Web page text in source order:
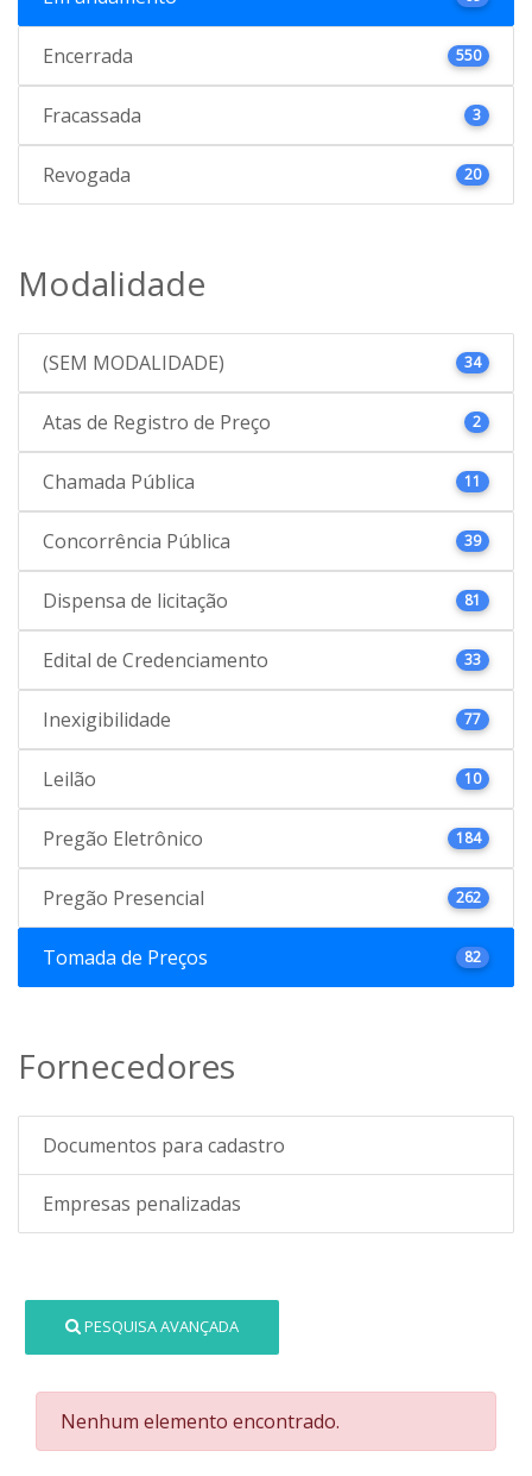
Encerrada 550
Fracassada 3
Revogada 20
Modalidade
(SEM MODALIDADE) 34
Atas de Registro de Preço 2
Chamada Pública 11
Concorrência Pública 39
Dispensa de licitação 81
Edital de Credenciamento 33
Inexigibilidade 77
Leilão 10
Pregão Eletrônico 184
Pregão Presencial 262
Tomada de Preços 82
Fornecedores
Documentos para cadastro
Empresas penalizadas
PESQUISA AVANÇADA
Nenhum elemento encontrado.